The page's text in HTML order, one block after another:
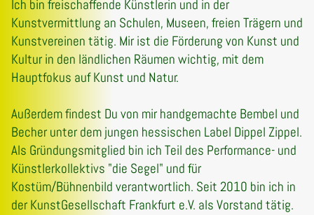
Ich bin freischaffende Künstlerin und in der
Kunstvermittlung an Schulen, Museen, freien Trägern und
Kunstvereinen tätig. Mir ist die Förderung von Kunst und
Kultur in den ländlichen Räumen wichtig, mit dem
Hauptfokus auf Kunst und Natur.
Außerdem findest Du von mir handgemachte Bembel und
Becher unter dem jungen hessischen Label Dippel Zippel.
Als Gründungsmitglied bin ich Teil des Performance- und
Künstlerkollektivs "die Segel" und für
Kostüm/Bühnenbild verantwortlich. Seit 2010 bin ich in
der KunstGesellschaft Frankfurt e.V. als Vorstand tätig.